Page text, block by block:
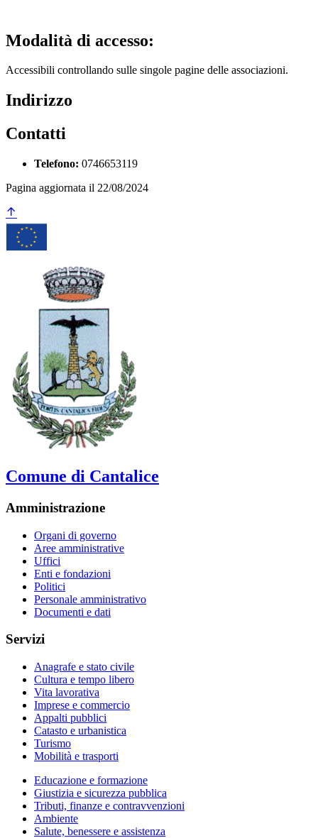
Modalità di accesso:
Accessibili controllando sulle singole pagine delle associazioni.
Indirizzo
Contatti
Telefono: 0746653119
Pagina aggiornata il 22/08/2024
Comune di Cantalice
Amministrazione
Organi di governo
Aree amministrative
Uffici
Enti e fondazioni
Politici
Personale amministrativo
Documenti e dati
Servizi
Anagrafe e stato civile
Cultura e tempo libero
Vita lavorativa
Imprese e commercio
Appalti pubblici
Catasto e urbanistica
Turismo
Mobilità e trasporti
Educazione e formazione
Giustizia e sicurezza pubblica
Tributi, finanze e contravvenzioni
Ambiente
Salute, benessere e assistenza